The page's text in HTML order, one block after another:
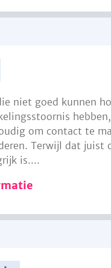
niet goed kunnen
om contact te
Terwijl dat juist
is....